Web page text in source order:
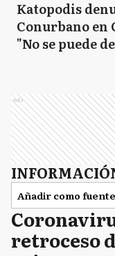
Katopodis
Conurbano en
"No se puede
Ads
Añadir como
retroceso